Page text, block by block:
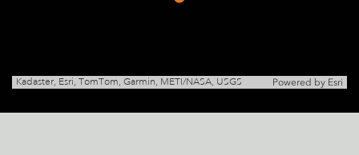
Kadaster, Esri, TomTom, Garmin, METI/NASA, USGS Powered by Esri